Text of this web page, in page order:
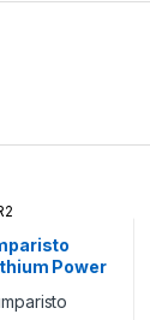
Power